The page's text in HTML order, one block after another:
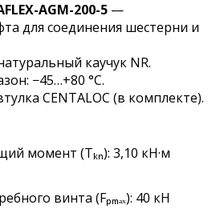
AGM-200-5 —
для соединения шестерни и
каучук NR.
−45…+80 °C.
CENTALOC (в комплекте).
момент (Tₖₙ): 3,10 кН·м
винта (Fₚₘₐₓ): 40 кН